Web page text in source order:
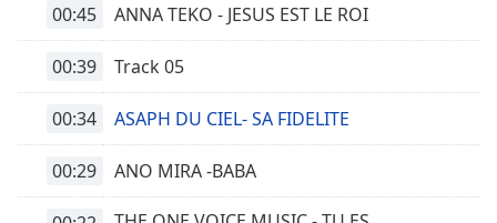
00:45 ANNA TEKO - JESUS EST LE ROI
00:39 Track 05
00:34 ASAPH DU CIEL- SA FIDELITE
00:29 ANO MIRA -BABA